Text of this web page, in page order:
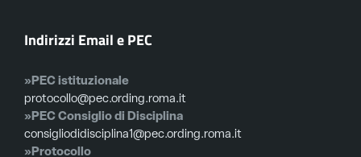
Indirizzi Email e PEC
»PEC istituzionale
protocollo@pec.ording.roma.it
»PEC Consiglio di Disciplina
consigliodidisciplina1@pec.ording.roma.it
»Protocollo